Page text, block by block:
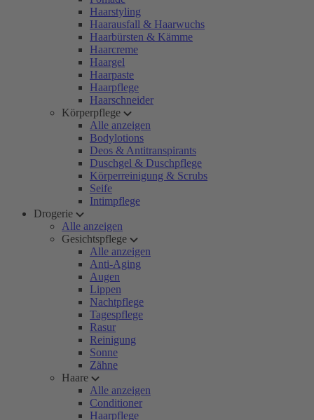
Haarstyling
Haarausfall & Haarwuchs
Haarbürsten & Kämme
Haarcreme
Haargel
Haarpaste
Haarpflege
Haarschneider
Körperpflege
Alle anzeigen
Bodylotions
Deos & Antitranspirants
Duschgel & Duschpflege
Körperreinigung & Scrubs
Seife
Intimpflege
Drogerie
Alle anzeigen
Gesichtspflege
Alle anzeigen
Anti-Aging
Augen
Lippen
Nachtpflege
Tagespflege
Rasur
Reinigung
Sonne
Zähne
Haare
Alle anzeigen
Conditioner
Haarpflege